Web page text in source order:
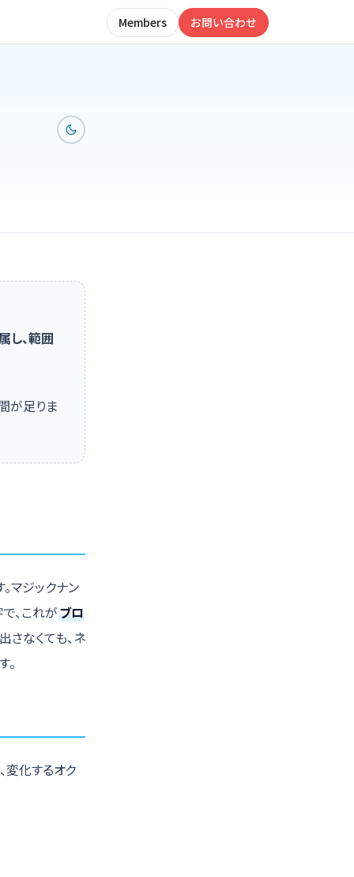
Members お問い合わせ
し、範囲
が足りま
。マジックナン
、これがブロ
さなくても、ネ
変化するオク